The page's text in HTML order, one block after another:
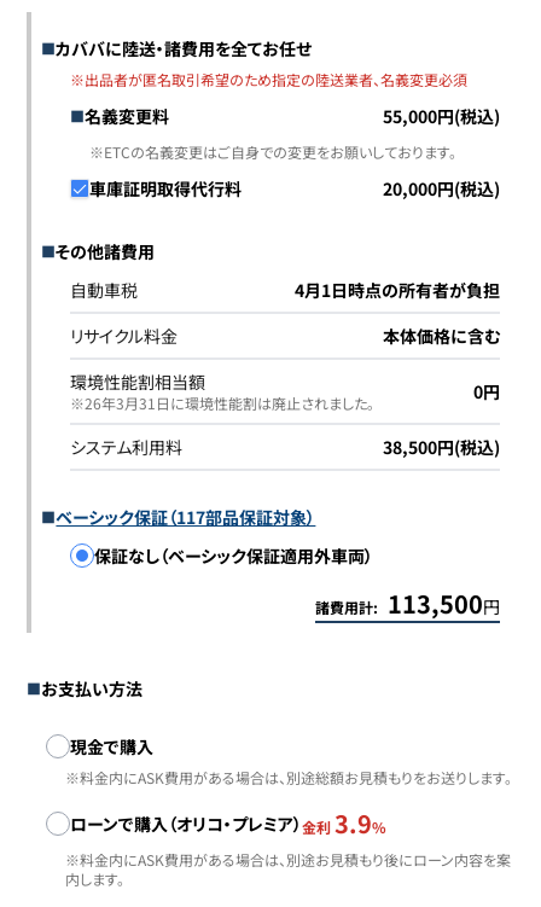
カババに陸送・諸費用を全てお任せ
※出品者が匿名取引希望のため指定の陸送業者、名義変更必須
名義変更料 55,000円(税込)
※ETCの名義変更はご自身での変更をお願いしております。
車庫証明取得代行料 20,000円(税込)
その他諸費用
自動車税
4月1日時点の所有者が負担
リサイクル料金
本体価格に含む
環境性能割相当額
※26年3月31日に環境性能割は廃止されました｡ 0円
システム利用料 38,500円(税込)
ベーシック保証（117部品保証対象）
保証なし（ベーシック保証適用外車両）
諸費用計: 113,500円
お支払い方法
お支払い方法
現金で購入
※料金内にASK費用がある場合は、別途総額お見積もりをお送りします。
ローンで購入（オリコ・プレミア）金利 3.9%
※料金内にASK費用がある場合は、別途お見積もり後にローン内容を案
内します。